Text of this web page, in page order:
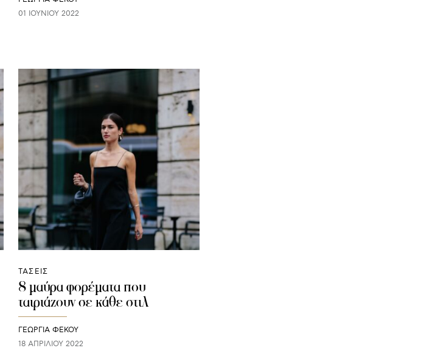
01 ΙΟΥΝΊΟΥ 2022
ΤΑΣΕΙΣ
8 μαύρα φορέματα που
ταιριάζουν σε κάθε στιλ
ΓΕΩΡΓΙΑ ΦΕΚΟΥ
18 ΑΠΡΙΛΊΟΥ 2022